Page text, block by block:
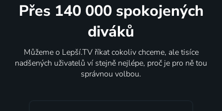
Přes 140 000 spokojených
diváků
Můžeme o Lepší.TV říkat cokoliv chceme, ale tisíce
nadšených uživatelů ví stejně nejlépe, proč je pro ně tou
správnou volbou.